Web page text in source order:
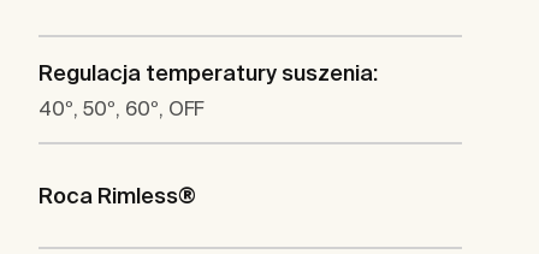
Regulacja temperatury suszenia:
40º, 50º, 60º, OFF
Roca Rimless®